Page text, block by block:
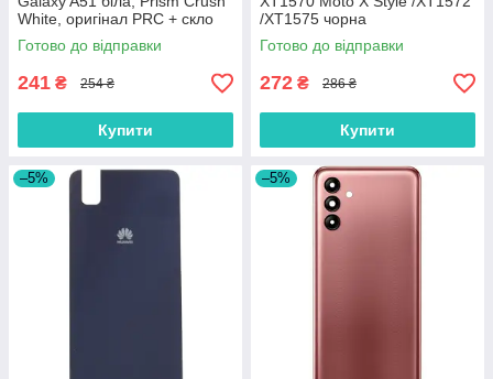
White, оригінал PRC + скло
камери
Готово до відправки
241 ₴ 254 ₴
Купити
/XT1575 чорна
Готово до відправки
272 ₴ 286 ₴
Купити
–5% –5%